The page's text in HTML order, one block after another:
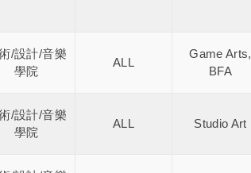
/設計/音樂
學院
ALL
Game Arts,
BFA
/設計/音樂
學院
ALL Studio Art